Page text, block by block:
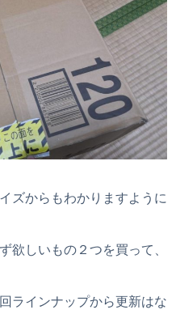
ズからもわかりますように
欲しいもの２つを買って、
ラインナップから更新はな